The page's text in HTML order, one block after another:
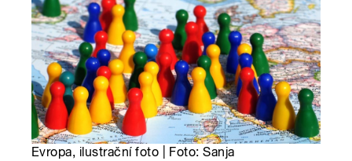
Evropa, ilustrační foto | Foto: Sanja